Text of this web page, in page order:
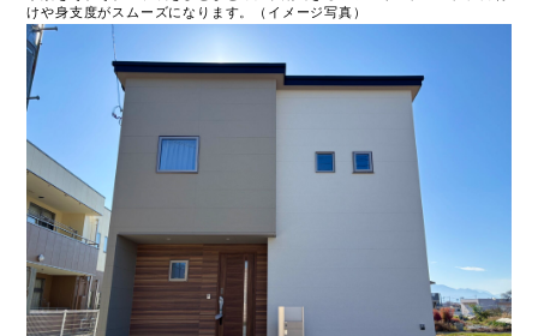
けや身支度がスムーズになります。（イメージ写真）